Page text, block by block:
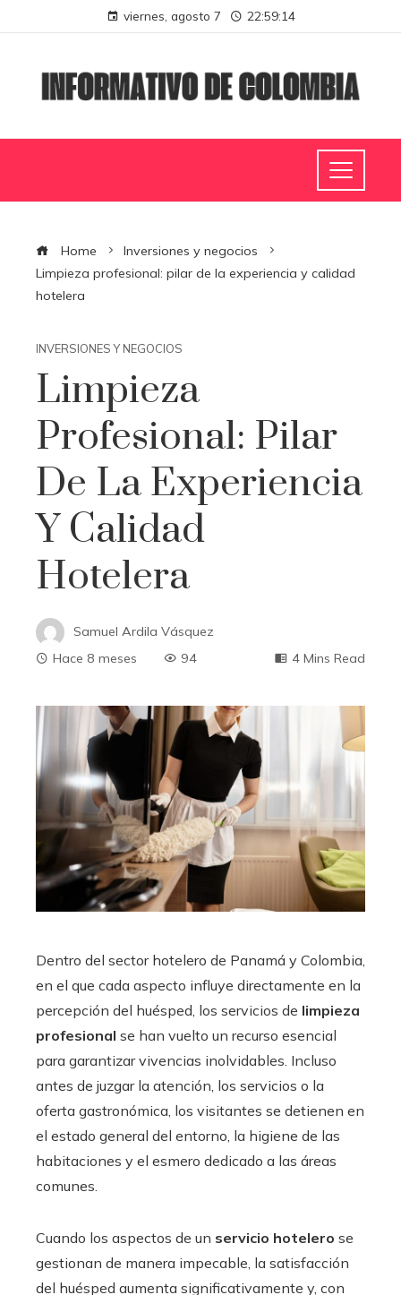
viernes, agosto 7 22:59:15
Home
Inversiones y negocios
Limpieza profesional: pilar de la experiencia y calidad
hotelera
INVERSIONES Y NEGOCIOS
Limpieza
Profesional: Pilar
De La Experiencia
Y Calidad
Hotelera
Samuel Ardila Vásquez
Hace 8 meses
94 4 Mins Read
Dentro del sector hotelero de Panamá y Colombia,
en el que cada aspecto influye directamente en la
percepción del huésped, los servicios de limpieza
profesional se han vuelto un recurso esencial
para garantizar vivencias inolvidables. Incluso
antes de juzgar la atención, los servicios o la
oferta gastronómica, los visitantes se detienen en
el estado general del entorno, la higiene de las
habitaciones y el esmero dedicado a las áreas
comunes.
Cuando los aspectos de un servicio hotelero se
gestionan de manera impecable, la satisfacción
del huésped aumenta significativamente y, con